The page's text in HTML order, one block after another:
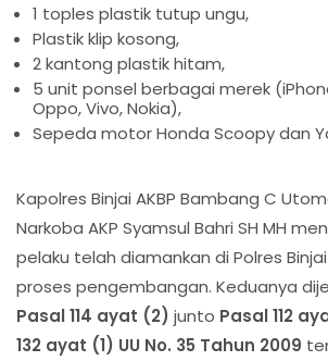
1 toples plastik tutup ungu,
Plastik klip kosong,
2 kantong plastik hitam,
5 unit ponsel berbagai merek
Oppo, Vivo, Nokia),
Sepeda motor Honda Scoopy dan
Kapolres Binjai AKBP Bambang C
Narkoba AKP Syamsul Bahri SH MH
pelaku telah diamankan di Polres
proses pengembangan. Keduanya
Pasal 114 ayat (2) junto Pasal 112
132 ayat (1) UU No. 35 Tahun 2009